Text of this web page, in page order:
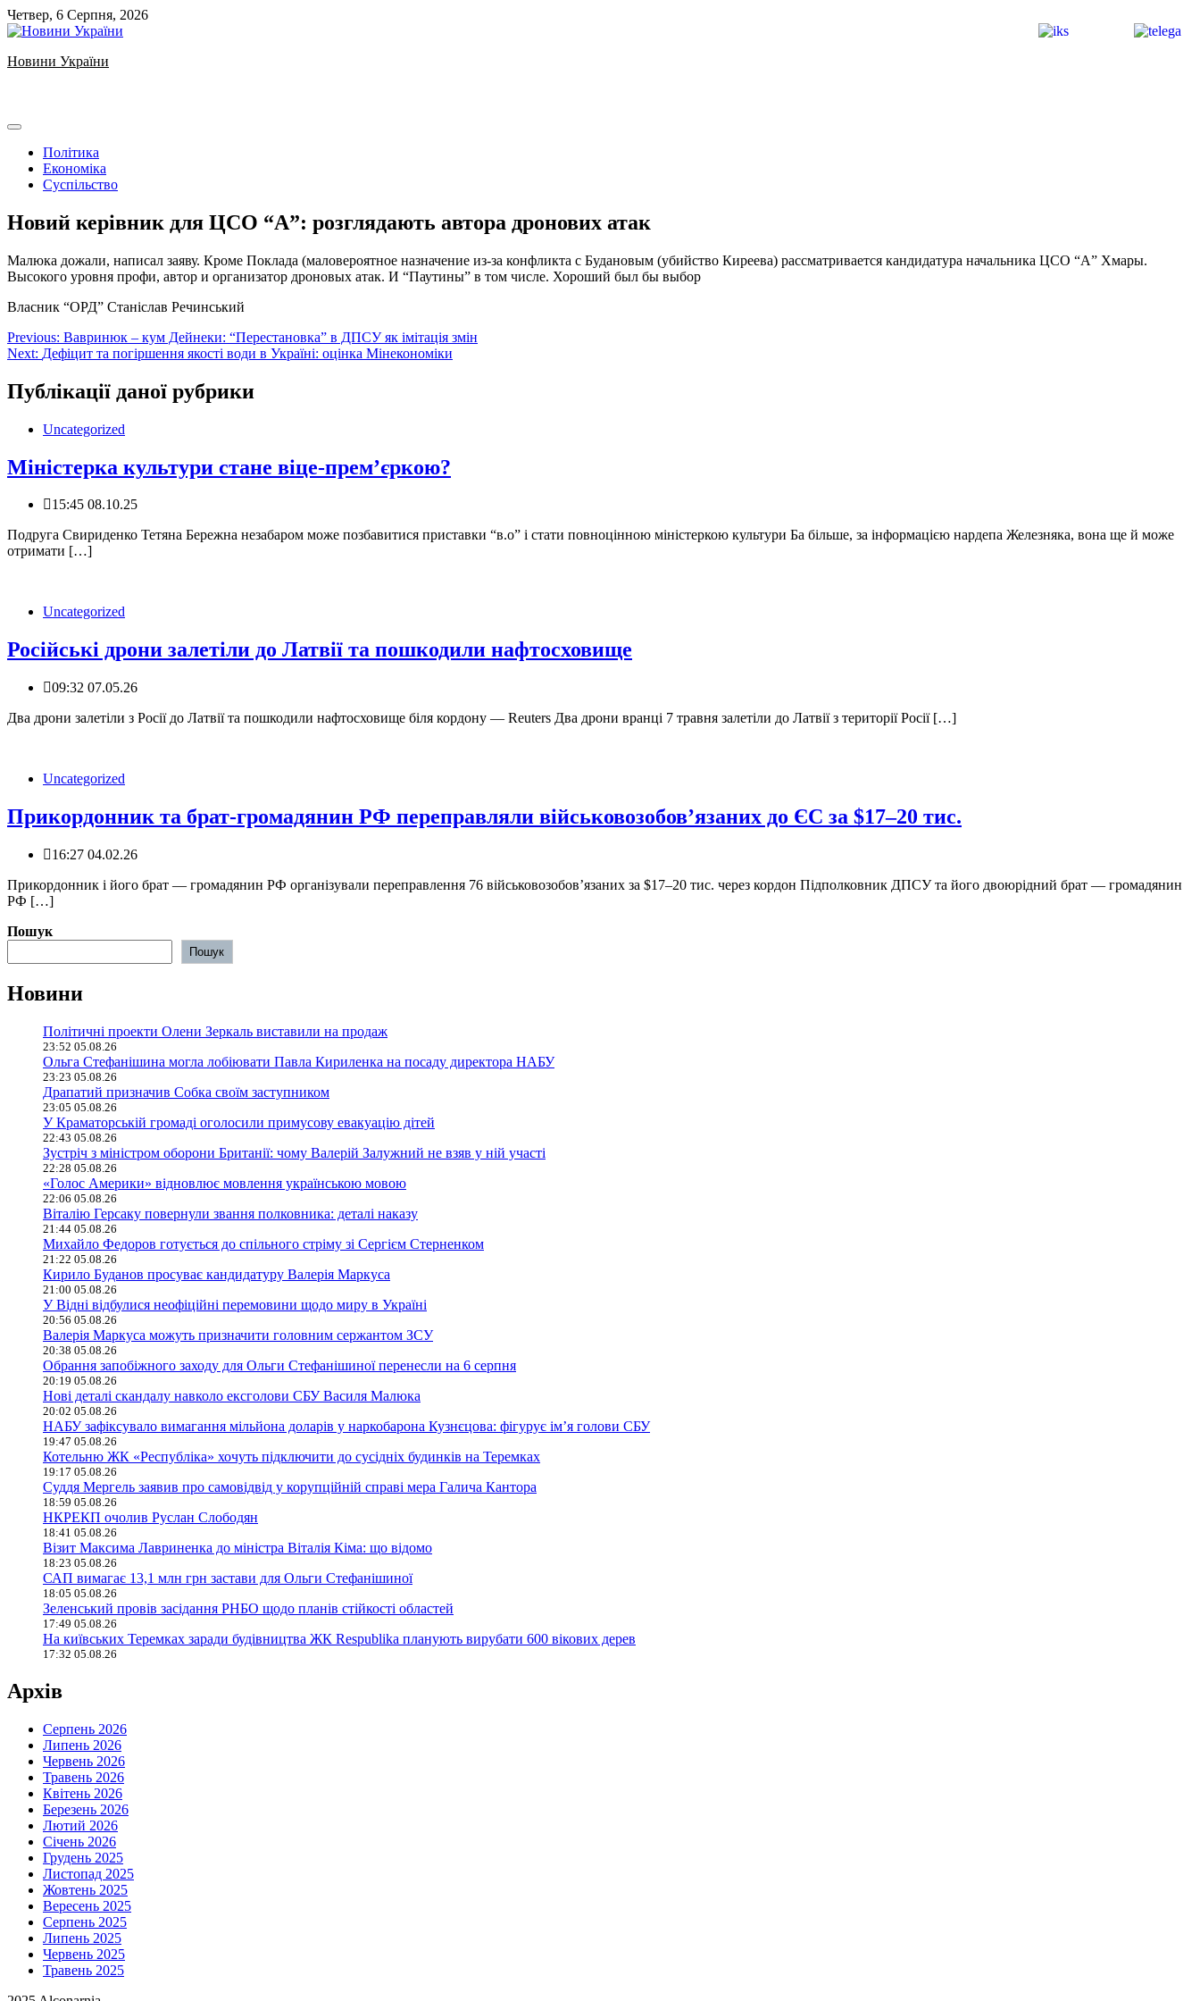
Skip
to
Четвер, 6 Серпня, 2026
Новини України
Політика
Економіка
Суспільство
Новий керівник для ЦСО “А”: розглядають автора дронових атак
Малюка дожали, написал заяву. Кроме Поклада (маловероятное назначение из-за конфликта с Будановым (убийство Киреева) рассматривается кандидатура начальника ЦСО “А” Хмары.
Высокого уровня профи, автор и организатор дроновых атак. И “Паутины” в том числе. Хороший был бы выбор
Власник “ОРД” Станіслав Речинський
Навігація
записів
Previous: Вавринюк – кум Дейнеки: “Перестановка” в ДПСУ як імітація змін
Next: Дефіцит та погіршення якості води в Україні: оцінка Мінекономіки
Публікації даної рубрики
Uncategorized
Міністерка культури стане віце-прем’єркою?
15:45 08.10.25
Подруга Свириденко Тетяна Бережна незабаром може позбавитися приставки “в.о” і стати повноцінною міністеркою культури Ба більше, за інформацією нардепа Железняка, вона ще й може
отримати […]
Uncategorized
Російські дрони залетіли до Латвії та пошкодили нафтосховище
09:32 07.05.26
Два дрони залетіли з Росії до Латвії та пошкодили нафтосховище біля кордону — Reuters Два дрони вранці 7 травня залетіли до Латвії з території Росії […]
Uncategorized
Прикордонник та брат-громадянин РФ переправляли військовозобов’язаних до ЄС за $17–20 тис.
16:27 04.02.26
Прикордонник і його брат — громадянин РФ організували переправлення 76 військовозобовʼязаних за $17–20 тис. через кордон ‍️Підполковник ДПСУ та його двоюрідний брат — громадянин
РФ […]
Пошук
Пошук
Новини
Політичні проекти Олени Зеркаль виставили на продаж
23:52 05.08.26
Ольга Стефанішина могла лобіювати Павла Кириленка на посаду директора НАБУ
23:23 05.08.26
Драпатий призначив Собка своїм заступником
23:05 05.08.26
У Краматорській громаді оголосили примусову евакуацію дітей
22:43 05.08.26
Зустріч з міністром оборони Британії: чому Валерій Залужний не взяв у ній участі
22:28 05.08.26
«Голос Америки» відновлює мовлення українською мовою
22:06 05.08.26
Віталію Герсаку повернули звання полковника: деталі наказу
21:44 05.08.26
Михайло Федоров готується до спільного стріму зі Сергієм Стерненком
21:22 05.08.26
Кирило Буданов просуває кандидатуру Валерія Маркуса
21:00 05.08.26
У Відні відбулися неофіційні перемовини щодо миру в Україні
20:56 05.08.26
Валерія Маркуса можуть призначити головним сержантом ЗСУ
20:38 05.08.26
Обрання запобіжного заходу для Ольги Стефанішиної перенесли на 6 серпня
20:19 05.08.26
Нові деталі скандалу навколо ексголови СБУ Василя Малюка
20:02 05.08.26
НАБУ зафіксувало вимагання мільйона доларів у наркобарона Кузнєцова: фігурує ім’я голови СБУ
19:47 05.08.26
Котельню ЖК «Республіка» хочуть підключити до сусідніх будинків на Теремках
19:17 05.08.26
Суддя Мергель заявив про самовідвід у корупційній справі мера Галича Кантора
18:59 05.08.26
НКРЕКП очолив Руслан Слободян
18:41 05.08.26
Візит Максима Лавриненка до міністра Віталія Кіма: що відомо
18:23 05.08.26
САП вимагає 13,1 млн грн застави для Ольги Стефанішиної
18:05 05.08.26
Зеленський провів засідання РНБО щодо планів стійкості областей
17:49 05.08.26
На київських Теремках заради будівництва ЖК Respublika планують вирубати 600 вікових дерев
17:32 05.08.26
Архів
Серпень 2026
Липень 2026
Червень 2026
Травень 2026
Квітень 2026
Березень 2026
Лютий 2026
Січень 2026
Грудень 2025
Листопад 2025
Жовтень 2025
Вересень 2025
Серпень 2025
Липень 2025
Червень 2025
Травень 2025